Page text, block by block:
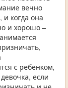
вечно
когда она
и хорошо –
с ребенком,
если